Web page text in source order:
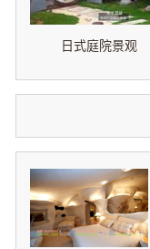
日式庭院景观